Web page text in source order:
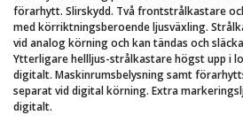
förarhytt. Slirskydd. Två frontstrålkastare
med körriktningsberoende ljusväxling.
vid analog körning och kan tändas och
Ytterligare hellljus-strålkastare högst upp i
digitalt. Maskinrumsbelysning samt
separat vid digital körning. Extra
digitalt.